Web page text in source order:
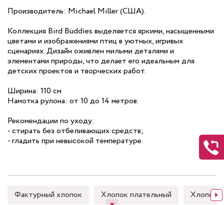
Производитель: Michael Miller (США).
Коллекция Bird Buddies выделяется яркими, насыщенными
цветами и изображениями птиц в уютных, игривых
сценариях. Дизайн оживлен милыми деталями и
элементами природы, что делает его идеальным для
детских проектов и творческих работ.
Ширина: 110 см
Намотка рулона: от 10 до 14 метров.
Рекомендации по уходу:
- стирать без отбеливающих средств;
- гладить при невысокой температуре.
Фактурный хлопок Хлопок плательный Хлопок